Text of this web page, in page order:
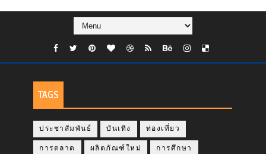
TAGS
ประชาสัมพันธ์ บันเทิง ท่องเที่ยว
การตลาด ผลิตภัณฑ์ใหม่ การศึกษา